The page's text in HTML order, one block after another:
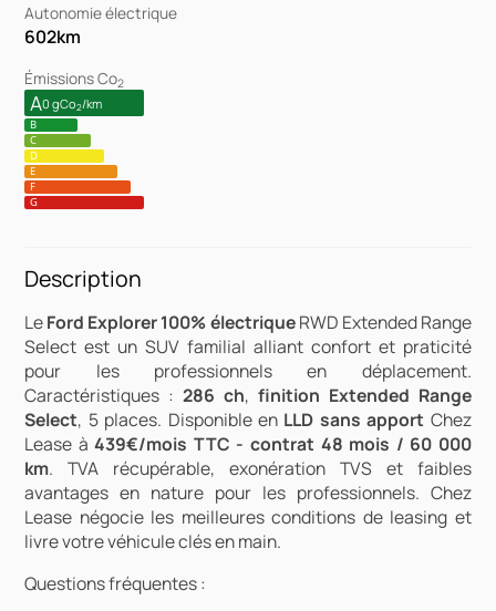
Autonomie électrique
602km
Émissions Co2
A0 gCo2/km
B
C
D
E
F
G
Description
LeFord Explorer 100% électriqueRWD Extended Range
Select est un SUV familial alliant confort et praticité
pour les professionnels en déplacement.
Caractéristiques :286 ch, finition Extended Range
Select, 5 places. Disponible en LLD sans apport Chez
Lease à439€/mois TTC - contrat 48 mois / 60 000
km. TVA récupérable, exonération TVS et faibles
avantages en nature pour les professionnels. Chez
Lease négocie les meilleures conditions de leasing et
livre votre véhicule clés en main.
Questions fréquentes :